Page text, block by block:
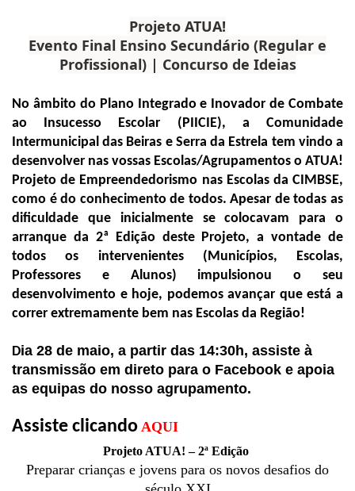
Projeto ATUA!
Evento Final Ensino Secundário (Regular e
Profissional) | Concurso de Ideias
No âmbito do Plano Integrado e Inovador de Combate
ao Insucesso Escolar (PIICIE), a Comunidade
Intermunicipal das Beiras e Serra da Estrela tem vindo a
desenvolver nas vossas Escolas/Agrupamentos o ATUA!
Projeto de Empreendedorismo nas Escolas da CIMBSE,
como é do conhecimento de todos. Apesar de todas as
dificuldade que inicialmente se colocavam para o
arranque da 2ª Edição deste Projeto, a vontade de
todos os intervenientes (Municípios, Escolas,
Professores e Alunos) impulsionou o seu
desenvolvimento e hoje, podemos avançar que está a
correr extremamente bem nas Escolas da Região!
Dia 28 de maio, a partir das 14:30h, assiste à
transmissão em direto para o Facebook e apoia
as equipas do nosso agrupamento.
Assiste clicando AQUI
Projeto ATUA! – 2ª Edição
Preparar crianças e jovens para os novos desafios do